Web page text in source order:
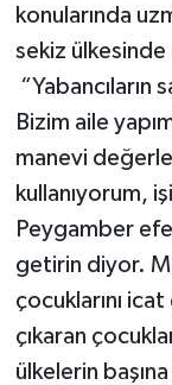
konularında
sekiz ülkesinde
“Yabancıların
Bizim aile
manevi
kullanıyorum,
Peygamber
getirin diyor.
çocuklarını
çıkaran
ülkelerin